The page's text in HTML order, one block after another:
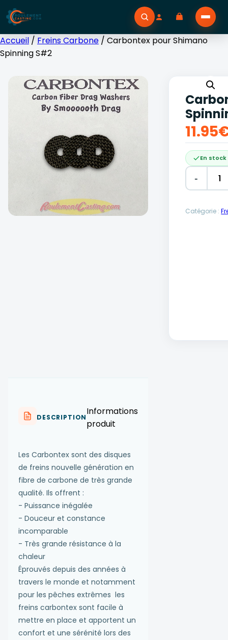
Accueil / Freins Carbone / Carbontex pour Shimano
Spinning S#2
11.95
En stock
-
Catégorie :
DESCRIPTION
Informations
produit
Les Carbontex sont des disques
de freins nouvelle génération en
fibre de carbone de très grande
qualité. Ils offrent :
- Puissance inégalée
- Douceur et constance
incomparable
- Très grande résistance à la
chaleur
Éprouvés depuis des années à
travers le monde et notamment
pour les pêches extrêmes les
freins carbontex sont facile à
mettre en place et apportent un
confort et une sérénité lors des